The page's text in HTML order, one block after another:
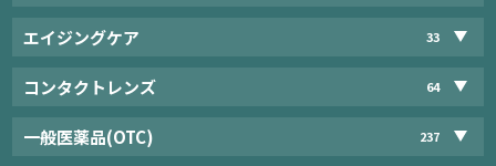
エイジングケア 33
コンタクトレンズ 64
一般医薬品(OTC) 237